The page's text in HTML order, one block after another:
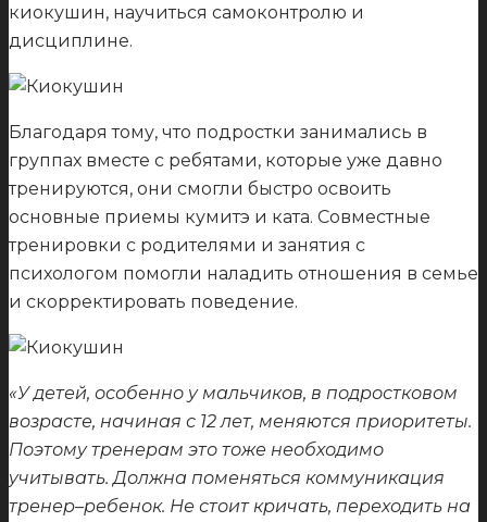
киокушин, научиться самоконтролю и
дисциплине.
Благодаря тому, что подростки занимались в
группах вместе с ребятами, которые уже давно
тренируются, они смогли быстро освоить
основные приемы кумитэ и ката. Совместные
тренировки с родителями и занятия с
психологом помогли наладить отношения в семье
и скорректировать поведение.
«У детей, особенно у мальчиков, в подростковом
возрасте, начиная с 12 лет, меняются приоритеты.
Поэтому тренерам это тоже необходимо
учитывать. Должна поменяться коммуникация
тренер–ребенок. Не стоит кричать, переходить на